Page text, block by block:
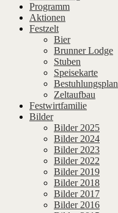
Programm
Aktionen
Festzelt
Bier
Brunner Lodge
Stuben
Speisekarte
Bestuhlungsplan
Zeltaufbau
Festwirtfamilie
Bilder
Bilder 2025
Bilder 2024
Bilder 2023
Bilder 2022
Bilder 2019
Bilder 2018
Bilder 2017
Bilder 2016